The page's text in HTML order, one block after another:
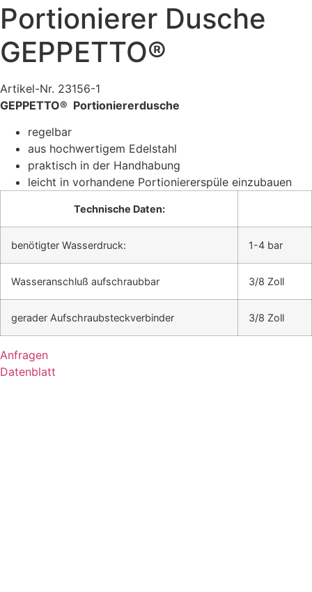
Portionierer Dusche
GEPPETTO®
Artikel-Nr. 23156-1
GEPPETTO® Portioniererdusche
regelbar
aus hochwertigem Edelstahl
praktisch in der Handhabung
leicht in vorhandene Portioniererspüle einzubauen
Technische Daten:
benötigter Wasserdruck: 1-4 bar
Wasseranschluß aufschraubbar 3/8 Zoll
gerader Aufschraubsteckverbinder 3/8 Zoll
Anfragen
Datenblatt